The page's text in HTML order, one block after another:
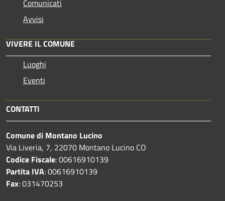
Comunicati
Avvisi
VIVERE IL COMUNE
Luoghi
Eventi
CONTATTI
Comune di Montano Lucino
Via Liveria, 7, 22070 Montano Lucino CO
Codice Fiscale: 00616910139
Partita IVA: 00616910139
Fax: 031470253